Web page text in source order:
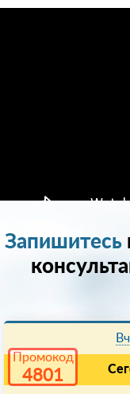
Промокод
4801
Запишитесь